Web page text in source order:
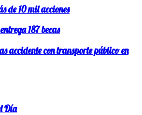
de 10 mil acciones
187 becas
accidente con transporte público en
Día